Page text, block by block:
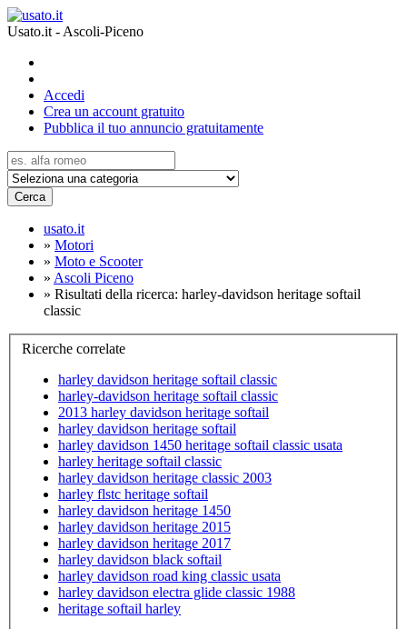
Usato.it - Ascoli-Piceno
Accedi
Crea un account gratuito
Pubblica il tuo annuncio gratuitamente
Cerca
usato.it
» Motori
» Moto e Scooter
» Ascoli Piceno
» Risultati della ricerca: harley-davidson heritage softail
classic
Ricerche correlate
harley davidson heritage softail classic
harley-davidson heritage softail classic
2013 harley davidson heritage softail
harley davidson heritage softail
harley davidson 1450 heritage softail classic usata
harley heritage softail classic
harley davidson heritage classic 2003
harley flstc heritage softail
harley davidson heritage 1450
harley davidson heritage 2015
harley davidson heritage 2017
harley davidson black softail
harley davidson road king classic usata
harley davidson electra glide classic 1988
heritage softail harley